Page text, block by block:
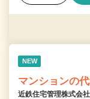
NEW
マンションの
近鉄住宅管理株式会